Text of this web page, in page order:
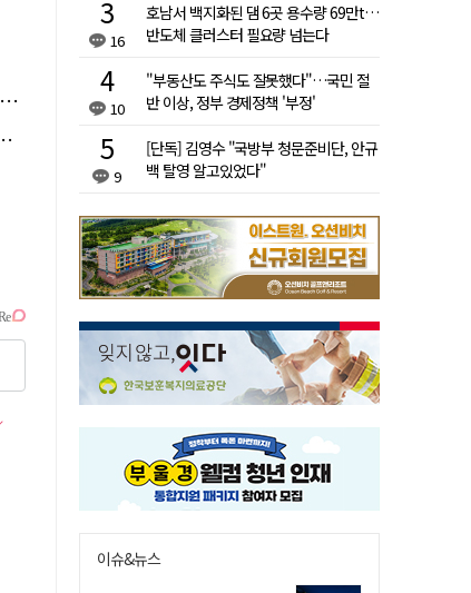
16
호남서 백지화된 댐 6곳 용수량 69만t…
반도체 클러스터 필요량 넘는다
10
"부동산도 주식도 잘못했다"…국민 절
반 이상, 정부 경제정책 '부정'
9
[단독] 김영수 "국방부 청문준비단, 안규
백 탈영 알고있었다"
이슈&뉴스